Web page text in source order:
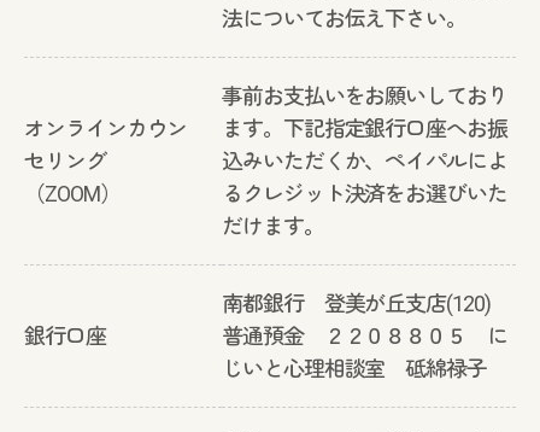
法についてお伝え下さい。
オンラインカウン
セリング
（ZOOM）
事前お支払いをお願いしており
ます。下記指定銀行口座へお振
込みいただくか、ペイパルによ
るクレジット決済をお選びいた
だけます。
銀行口座
南都銀行 登美が丘支店(120)
普通預金 ２２０８８０５ に
じいと心理相談室 砥綿禄子